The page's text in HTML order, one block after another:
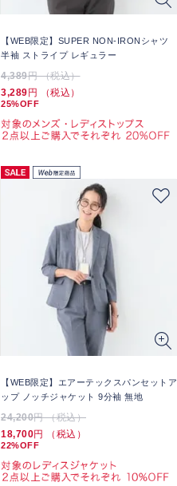
【WEB限定】SUPER NON-IRONシャツ
半袖 ストライプ レギュラー
4,389円 （税込）
3,289 円 （税込）
25%OFF
【WEB限定】エアーテックスパンセットア
ップ ノッチジャケット 9分袖 無地
24,200円 （税込）
18,700円 （税込）
22%OFF